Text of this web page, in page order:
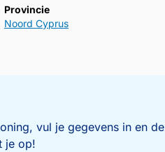
Provincie
Noord Cyprus
vul je gegevens in en de
je op!